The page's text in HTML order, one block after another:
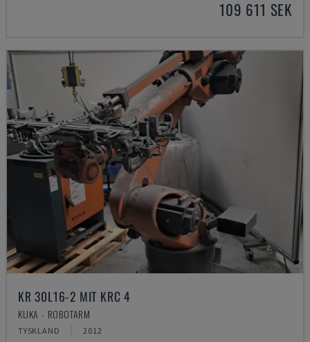
109 611 SEK
KR 30L16-2 MIT KRC 4
KUKA - ROBOTARM
TYSKLAND 2012